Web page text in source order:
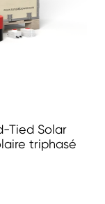
Tied Solar
triphasé